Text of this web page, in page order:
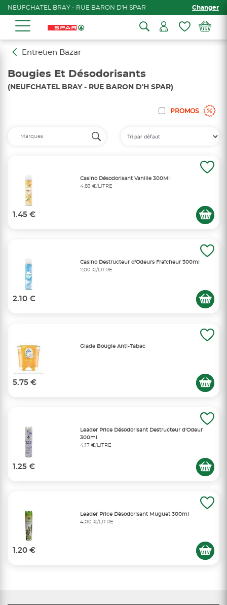
NEUFCHATEL BRAY - RUE BARON D'H SPAR Changer
Entretien Bazar
Bougies Et Désodorisants
(NEUFCHATEL BRAY - RUE BARON D'H SPAR)
PROMOS
Casino Désodorisant Vanille 300Ml
4,83 €/LITRE
1.45 €
Casino Destructeur d'Odeurs Fraîcheur 300ml
7,00 €/LITRE
2.10 €
Glade Bougie Anti-Tabac
5.75 €
Leader Price Désodorisant Destructeur d'Odeur
300ml
4,17 €/LITRE
1.25 €
Leader Price Désodorisant Muguet 300ml
4,00 €/LITRE
1.20 €